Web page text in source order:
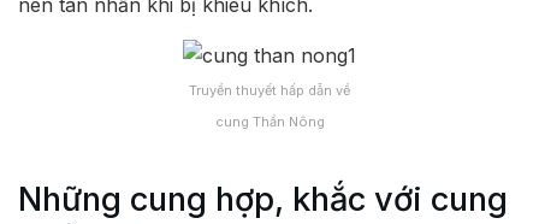
nên tàn nhẫn khi bị khiêu khích.
Truyền thuyết hấp dẫn về
cung Thần Nông
Những cung hợp, khắc với cung